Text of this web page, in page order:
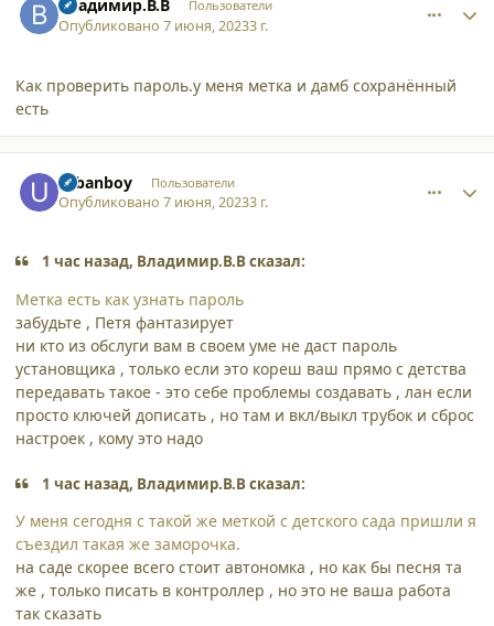
Владимир.В.В Пользователи
Опубликовано7 июня, 20233 г.
Как проверить пароль.у меня метка и дамб сохранённый
есть
urbanboy Пользователи
Опубликовано7 июня, 20233 г.
1 час назад, Владимир.В.В сказал:
Метка есть как узнать пароль
забудьте , Петя фантазирует
ни кто из обслуги вам в своем уме не даст пароль
установщика , только если это кореш ваш прямо с детства
передавать такое - это себе проблемы создавать , лан если
просто ключей дописать , но там и вкл/выкл трубок и сброс
настроек , кому это надо
1 час назад, Владимир.В.В сказал:
У меня сегодня с такой же меткой с детского сада пришли я
съездил такая же заморочка.
на саде скорее всего стоит автономка , но как бы песня та
же , только писать в контроллер , но это не ваша работа
так сказать